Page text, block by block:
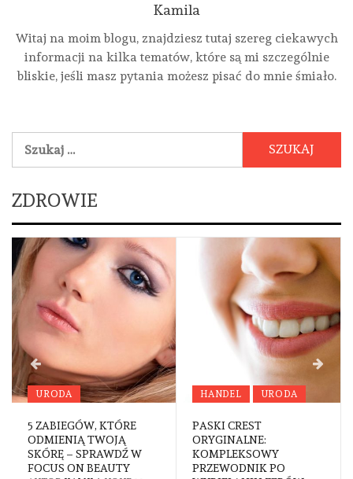
Kamila
Witaj na moim blogu, znajdziesz tutaj szereg ciekawych
informacji na kilka tematów, które są mi szczególnie
bliskie, jeśli masz pytania możesz pisać do mnie śmiało.
ZDROWIE
URODA
5 ZABIEGÓW, KTÓRE
ODMIENIĄ TWOJĄ
SKÓRĘ – SPRAWDŹ W
FOCUS ON BEAUTY
HANDEL URODA
PASKI CREST
ORYGINALNE:
KOMPLEKSOWY
PRZEWODNIK PO